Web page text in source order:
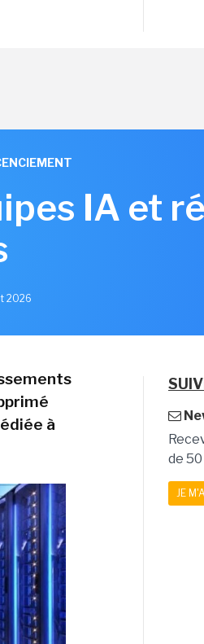
IA et
2026
à
de
JE